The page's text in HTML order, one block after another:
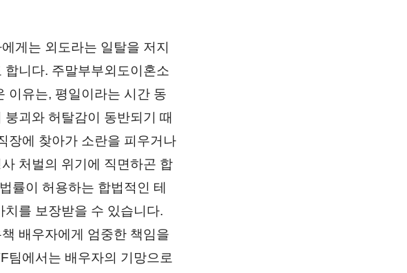
게는 외도라는 일탈을 저지
니다. 주말부부외도이혼소
이유는, 평일이라는 시간 동
괴와 허탈감이 동반되기 때
장에 찾아가 소란을 피우거나
처벌의 위기에 직면하곤 합
률이 허용하는 합법적인 테
를 보장받을 수 있습니다.
배우자에게 엄중한 책임을
팀에서는 배우자의 기망으로